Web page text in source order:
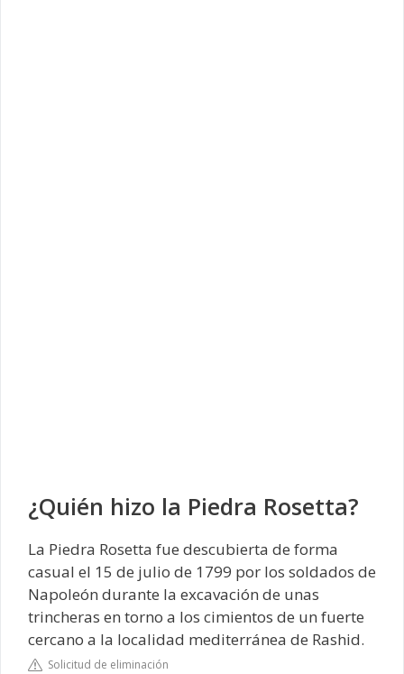
¿Quién hizo la Piedra Rosetta?
La Piedra Rosetta fue descubierta de forma
casual el 15 de julio de 1799 por los soldados de
Napoleón durante la excavación de unas
trincheras en torno a los cimientos de un fuerte
cercano a la localidad mediterránea de Rashid.
Solicitud de eliminación